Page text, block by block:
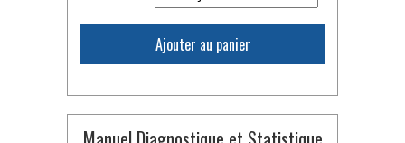
Ajouter au panier